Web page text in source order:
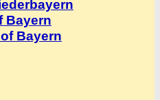
Bayern
Bayern